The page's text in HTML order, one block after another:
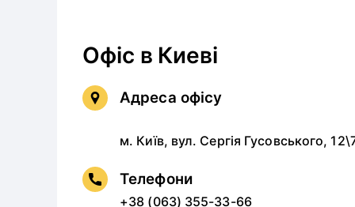
Офіс в Киеві
Адреса офісу
м. Київ, вул. Сергія Гусовського,
Телефони
+38 (063) 355-33-66